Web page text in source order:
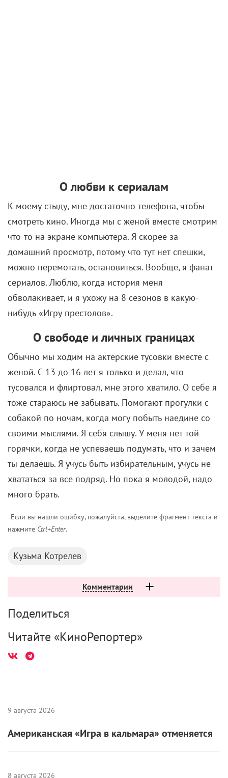
что-то на экране компьютера. Я скорее за
домашний просмотр, потому что тут нет спешки,
можно перемотать, остановиться. Вообще, я фанат
сериалов. Люблю, когда история меня
обволакивает, и я ухожу на 8 сезонов в какую-
О свободе и личных границах
Обычно мы ходим на актерские тусовки вместе с
женой. С 13 до 16 лет я только и делал, что
тусовался и флиртовал, мне этого хватило. О себе я
тоже стараюсь не забывать. Помогают прогулки с
собакой по ночам, когда могу побыть наедине со
своими мыслями. Я себя слышу. У меня нет той
горячки, когда не успеваешь подумать, что и зачем
ты делаешь. Я учусь быть избирательным, учусь не
хвататься за все подряд. Но пока я молодой, надо
Если вы нашли ошибку, пожалуйста, выделите фрагмент текста и
нажмитеCtrl+Enter.
Поделиться
Читайте «КиноРепортер»
9 августа 2026